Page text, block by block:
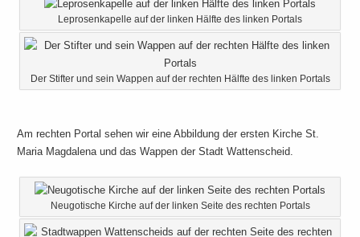
Leprosenkapelle auf der linken Hälfte des linken Portals
Der Stifter und sein Wappen auf der rechten Hälfte des linken Portals
Am rechten Portal sehen wir eine Abbildung der ersten Kirche St.
Maria Magdalena und das Wappen der Stadt Wattenscheid.
Neugotische Kirche auf der linken Seite des rechten Portals